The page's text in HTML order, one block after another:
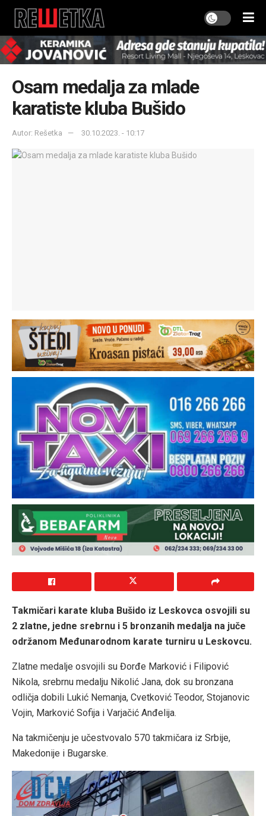
Osam medalja za mlade
karatiste kluba Bušido
Autor: Rešetka 30.10.2023. - 10:17
Takmičari karate kluba Bušido iz Leskovca osvojili su
2 zlatne, jedne srebrnu i 5 bronzanih medalja na juče
održanom Međunarodnom karate turniru u Leskovcu.
Zlatne medalje osvojili su Đorđe Marković i Filipović
Nikola, srebrnu medalju Nikolić Jana, dok su bronzana
odličja dobili Lukić Nemanja, Cvetković Teodor, Stojanovic
Vojin, Marković Sofija i Varjačić Anđelija.
Na takmičenju je učestvovalo 570 takmičara iz Srbije,
Makedonije i Bugarske.